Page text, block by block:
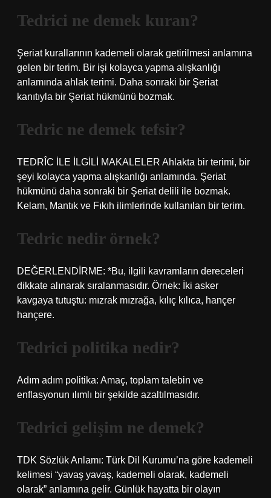
Tedrici ne demek kuran?
Şeriat kurallarının kademeli olarak getirilmesi anlamına
gelen bir terim. Bir işi kolayca yapma alışkanlığı
anlamında ahlak terimi. Daha sonraki bir Şeriat
kanıtıyla bir Şeriat hükmünü bozmak.
Tedric ne demek tefsir?
TEDRÎC İLE İLGİLİ MAKALELER Ahlakta bir terimi, bir
şeyi kolayca yapma alışkanlığı anlamında. Şeriat
hükmünü daha sonraki bir Şeriat delili ile bozmak.
Kelam, Mantık ve Fıkıh ilimlerinde kullanılan bir terim.
Tedric nedir örnek?
DEĞERLENDİRME: *Bu, ilgili kavramların dereceleri
dikkate alınarak sıralanmasıdır. Örnek: İki asker
kavgaya tutuştu: mızrak mızrağa, kılıç kılıca, hançer
hançere.
Tedrici politika nedir?
Adım adım politika: Amaç, toplam talebin ve
enflasyonun ılımlı bir şekilde azaltılmasıdır.
Tedrici gelişim ne demek?
TDK Sözlük Anlamı: Türk Dil Kurumu’na göre kademeli
kelimesi “yavaş yavaş, kademeli olarak, kademeli
olarak” anlamına gelir. Günlük hayatta bir olayın